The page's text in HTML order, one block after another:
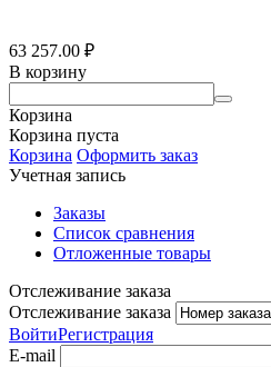
63 257.00 ₽
В корзину
Корзина
Корзина пуста
Корзина Оформить заказ
Учетная запись
Заказы
Список сравнения
Отложенные товары
Отслеживание заказа
Отслеживание заказа
ВойтиРегистрация
E-mail